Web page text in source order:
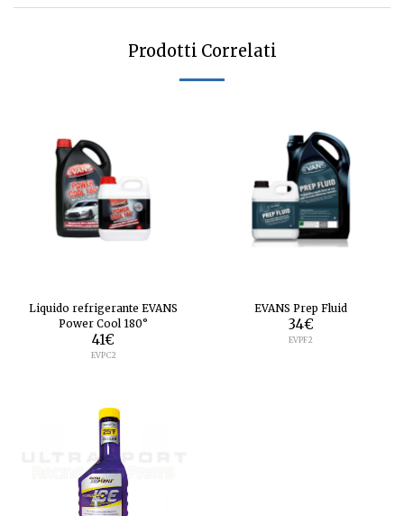
Prodotti Correlati
Liquido refrigerante EVANS
Power Cool 180°
41€
EVPC2
EVANS Prep Fluid
34€
EVPF2